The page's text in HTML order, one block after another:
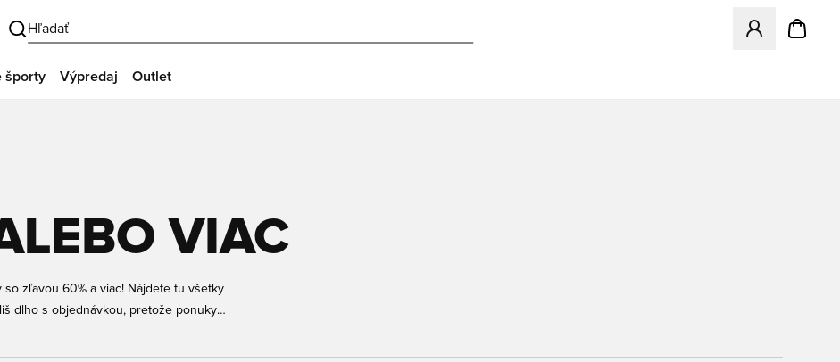
Hľadať
Otvorí modál
športy Výpredaj Outlet
VIAC
zľavou 60% a viac! Nájdete tu všetky
dlho s objednávkou, pretože ponuky
a určite nájdete niečo, čo vám sadne!